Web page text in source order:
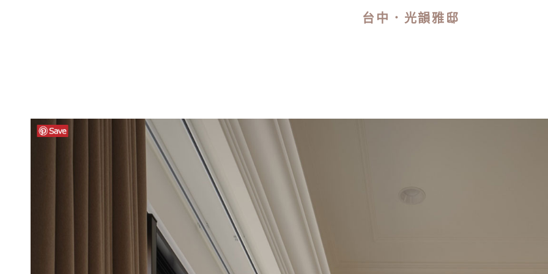
台中．光韻雅邸